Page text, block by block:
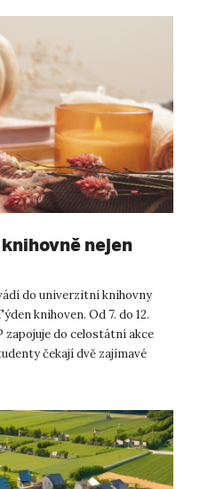
nejen
do univerzitní knihovny
knihoven. Od 7. do 12.
zapojuje do celostátní akce
čekají dvě zajímavé